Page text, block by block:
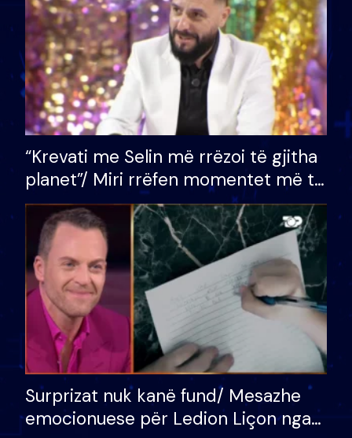
“Krevati me Selin më rrëzoi të gjitha
planet”/ Miri rrëfen momentet më të
bukura në shtëpinë e BB VIP: Do më
mungojë zilja e mëngjesit kur…
Surprizat nuk kanë fund/ Mesazhe
emocionuese për Ledion Liçon nga